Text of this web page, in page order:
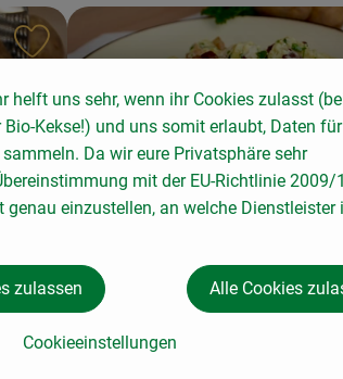
Rezept zu Favouriten hinzufügen
Bacon
Schwierigkeit:
helft uns sehr, wenn ihr Cookies zulasst
Kekse!) und uns somit erlaubt, Daten
Da wir eure Privatsphäre sehr
mit der EU-Richtlinie 2009/
genau einzustellen, an welche Dienstleister
Cookieeinstellungen
zulassen Alle Cookies